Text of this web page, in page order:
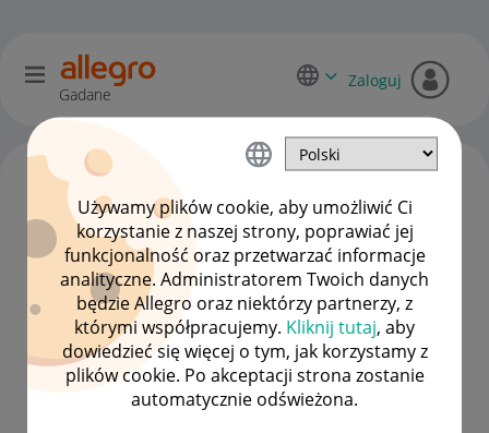
Używamy plików cookie, aby umożliwić Ci
korzystanie z naszej strony, poprawiać jej
funkcjonalność oraz przetwarzać informacje
analityczne. Administratorem Twoich danych
będzie Allegro oraz niektórzy partnerzy, z
którymi współpracujemy. Kliknij tutaj, aby
dowiedzieć się więcej o tym, jak korzystamy z
plików cookie. Po akceptacji strona zostanie
automatycznie odświeżona.
Gadane
Zaloguj
gelek7
#9 Pomysłodawca